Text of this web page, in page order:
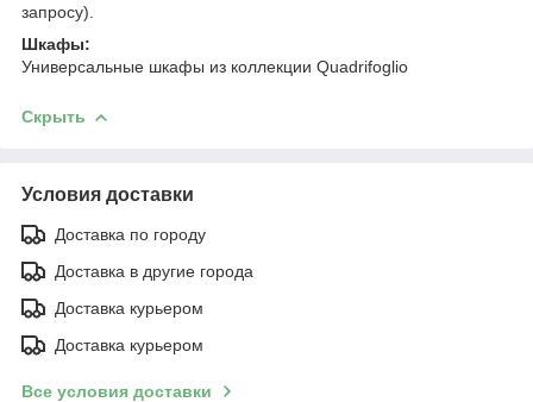
запросу).
Шкафы:
Универсальные шкафы из коллекции Quadrifoglio
Скрыть
Условия доставки
Доставка по городу
Доставка в другие города
Доставка курьером
Доставка курьером
Все условия доставки